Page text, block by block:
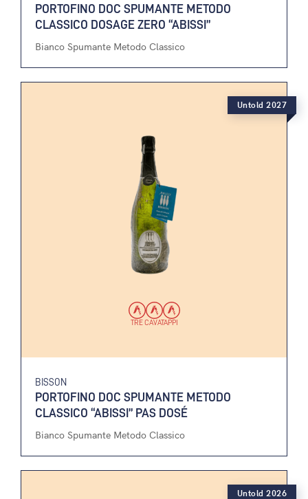
PORTOFINO DOC SPUMANTE METODO
CLASSICO DOSAGE ZERO “ABISSI”
Bianco Spumante Metodo Classico
TRE CAVATAPPI
BISSON
PORTOFINO DOC SPUMANTE METODO
CLASSICO “ABISSI” PAS DOSÉ
Bianco Spumante Metodo Classico
Untold 2027
Untold 2026